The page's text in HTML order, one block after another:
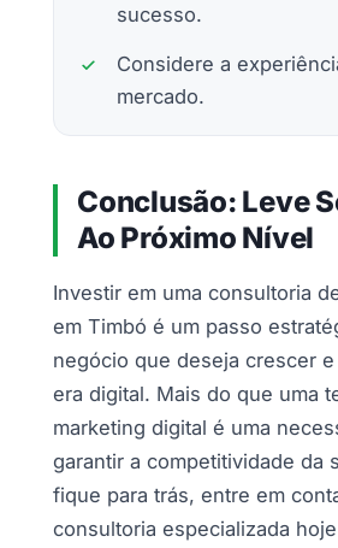
sucesso.
Considere a
mercado.
Conclusão: Leve
Ao Próximo Nível
Investir em uma consultoria
em Timbó é um passo
negócio que deseja crescer
era digital. Mais do que uma
marketing digital é uma
garantir a competitividade da
fique para trás, entre em
consultoria especializada